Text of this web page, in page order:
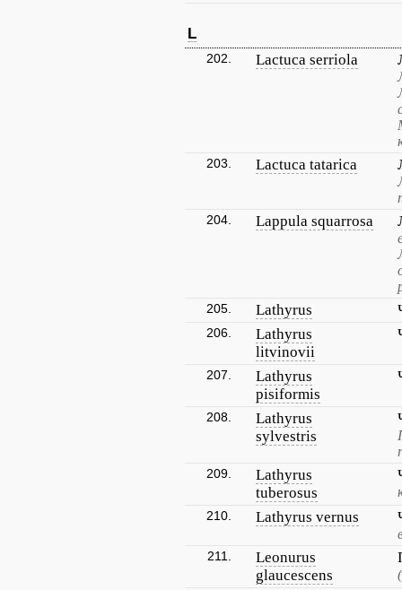
L
202. Lactuca serriola
203. Lactuca tatarica
204. Lappula squarrosa
205. Lathyrus
206.
Lathyrus
litvinovii
207.
Lathyrus
pisiformis
208.
Lathyrus
sylvestris
209.
Lathyrus
tuberosus
210. Lathyrus vernus
211.
Leonurus
glaucescens